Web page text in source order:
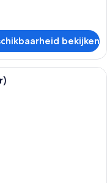
bekijken
met twee bedden,